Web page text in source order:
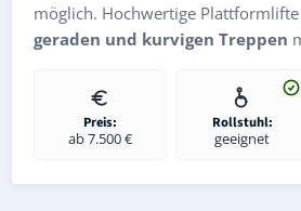
möglich. Hochwertige
geraden und kurvigen Treppen
Preis:
ab 7.500 €
Rollstuhl:
geeignet